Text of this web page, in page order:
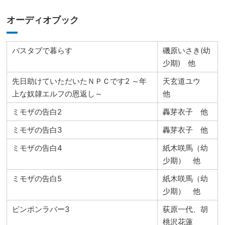
オーディオブック
バスタブで暮らす
磯原いさき(幼
少期) 他
先日助けていただいたＮＰＣです2 ～年
上な奴隷エルフの恩返し～
天玄道ユウ
他
ミモザの告白2
轟芽衣子 他
ミモザの告白3
轟芽衣子 他
ミモザの告白4
紙木咲馬（幼
少期） 他
ミモザの告白5
紙木咲馬（幼
少期） 他
ピンポンラバー3
荻原一代、胡
桃沢花蓮